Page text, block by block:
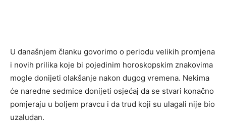
U današnjem članku govorimo o periodu velikih promjena
i novih prilika koje bi pojedinim horoskopskim znakovima
mogle donijeti olakšanje nakon dugog vremena. Nekima
će naredne sedmice donijeti osjećaj da se stvari konačno
pomjeraju u boljem pravcu i da trud koji su ulagali nije bio
uzaludan.